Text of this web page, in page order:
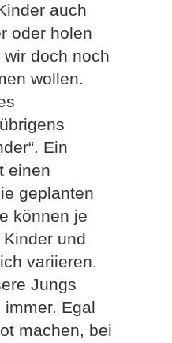
auch
oder holen
doch noch
wollen.
Ein
einen
geplanten
können je
und
variieren.
Jungs
Egal
machen, bei